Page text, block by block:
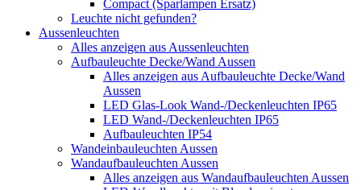
Compact (Sparlampen Ersatz)
Leuchte nicht gefunden?
Aussenleuchten
Alles anzeigen aus Aussenleuchten
Aufbauleuchte Decke/Wand Aussen
Alles anzeigen aus Aufbauleuchte Decke/Wand
Aussen
LED Glas-Look Wand-/Deckenleuchten IP65
LED Wand-/Deckenleuchten IP65
Aufbauleuchten IP54
Wandeinbauleuchten Aussen
Wandaufbauleuchten Aussen
Alles anzeigen aus Wandaufbauleuchten Aussen